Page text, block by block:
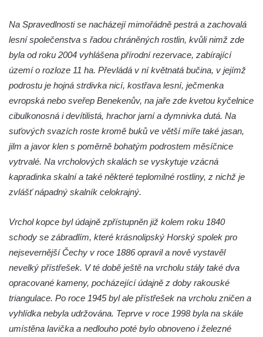
Vyhlídka u symbolického horolezeckého
hřbitova ve skalách Nebeská říše u Ostrova
Skalní věž Doga v Tiských stěnách
stěnách
Ledová stěna u Sýrového potoka v
Kyjovském údolí
Jeskyně víl v Kyjovském údolí
Jeskyně Vinný sklep v Kyjovském údolí
Vyhlídka nad přírodní rezervací Slunečná
stezce Pod Vysokým Ostrým
Vyhlídka nad Brnou na Naučné stezce Pod
Vysokým Ostrým
Stožec (Schöber)
Vyhlídka Liščí kazatelna (Fuchskanzel) u
Lückendorfu
Na Spravedlnosti se nacházejí mimořádně pestrá a zachovalá
lesní společenstva s řadou chráněných rostlin, kvůli nimž zde
byla od roku 2004 vyhlášena přírodní rezervace, zabírající
území o rozloze 11 ha. Převládá v ní květnatá bučina, v jejímž
podrostu je hojná strdivka nicí, kostřava lesní, ječmenka
evropská nebo sveřep Benekenův, na jaře zde kvetou kyčelnice
cibulkonosná i devítilistá, hrachor jarní a dymnivka dutá. Na
suťových svazích roste kromě buků ve větší míře také jasan,
jilm a javor klen s poměrně bohatým podrostem měsíčnice
vytrvalé. Na vrcholových skalách se vyskytuje vzácná
kapradinka skalní a také některé teplomilné rostliny, z nichž je
zvlášť nápadný skalník celokrajný.
Vrchol kopce byl údajně zpřístupněn již kolem roku 1840
schody se zábradlím, které krásnolipský Horský spolek pro
nejsevernější Čechy v roce 1886 opravil a nově vystavěl
nevelký přístřešek. V té době ještě na vrcholu stály také dva
opracované kameny, pocházející údajně z doby rakouské
triangulace. Po roce 1945 byl ale přístřešek na vrcholu zničen a
vyhlídka nebyla udržována. Teprve v roce 1998 byla na skále
umístěna lavička a nedlouho poté bylo obnoveno i železné